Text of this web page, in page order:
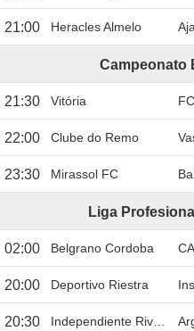
21:00 Heracles Almelo
Campeonato
21:30 Vitória
22:00 Clube do Remo
23:30 Mirassol FC
Liga
02:00 Belgrano Cordoba
20:00 Deportivo Riestra
20:30 Independiente Rivadavia